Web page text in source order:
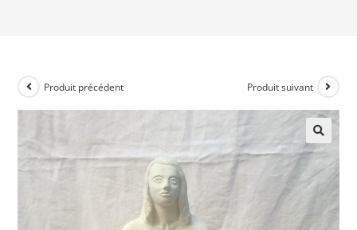
Produit précédent Produit suivant